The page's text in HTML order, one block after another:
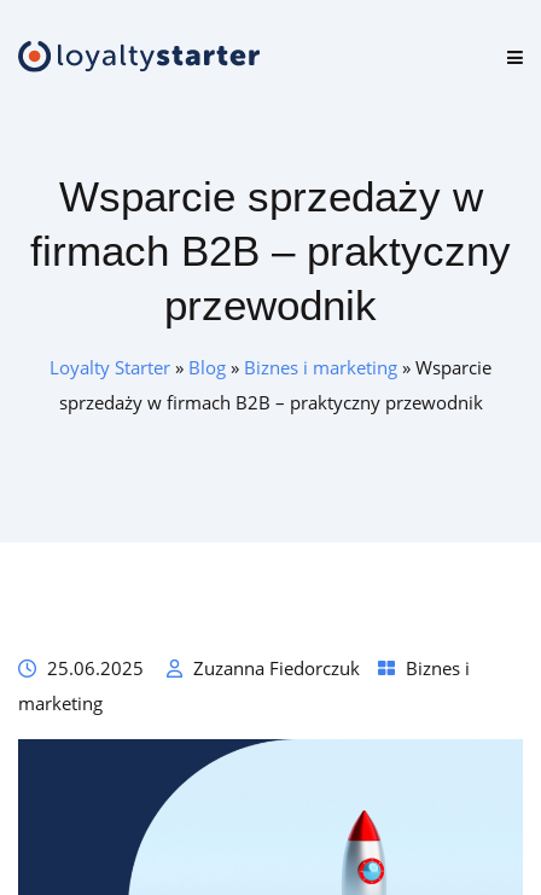
CennikWsparcie sprzedaży w
firmach B2B – praktyczny
przewodnik
Loyalty Starter » Blog » Biznes i marketing » Wsparcie
sprzedaży w firmach B2B – praktyczny przewodnik
25.06.2025 Zuzanna Fiedorczuk
Biznes i
marketing